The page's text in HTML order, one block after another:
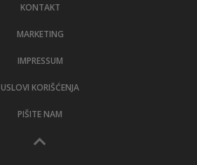
KONTAKT
MARKETING
IMPRESSUM
USLOVI KORIŠĆENJA
PIŠITE NAM